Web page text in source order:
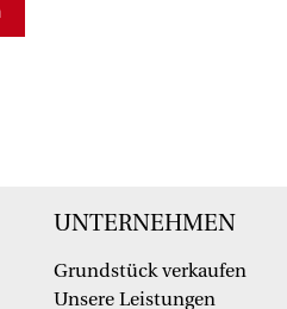
UNTERNEHMEN
Grundstück verkaufen
Unsere Leistungen